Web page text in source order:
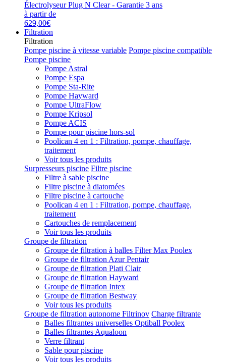
Électrolyseur Plug N Clear - Garantie 3 ans
à partir de
629,00€
Filtration
Filtration
Pompe piscine à vitesse variable Pompe piscine compatible
Pompe piscine
Pompe Astral
Pompe Espa
Pompe Sta-Rite
Pompe Hayward
Pompe UltraFlow
Pompe Kripsol
Pompe ACIS
Pompe pour piscine hors-sol
Poolican 4 en 1 : Filtration, pompe, chauffage,
traitement
Voir tous les produits
Surpresseurs piscine Filtre piscine
Filtre à sable piscine
Filtre piscine à diatomées
Filtre piscine à cartouche
Poolican 4 en 1 : Filtration, pompe, chauffage,
traitement
Cartouches de remplacement
Voir tous les produits
Groupe de filtration
Groupe de filtration à balles Filter Max Poolex
Groupe de filtration Azur Pentair
Groupe de filtration Plati Clair
Groupe de filtration Hayward
Groupe de filtration Intex
Groupe de filtration Bestway
Voir tous les produits
Groupe de filtration autonome Filtrinov Charge filtrante
Balles filtrantes universelles Optiball Poolex
Balles filtrantes Aqualoon
Verre filtrant
Sable pour piscine
Voir tous les produits